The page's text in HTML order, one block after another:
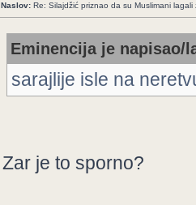
Naslov: Re: Silajdžić priznao da su Muslimani lagali
Eminencija je napisao/
sarajlije isle na
Zar je to sporno?